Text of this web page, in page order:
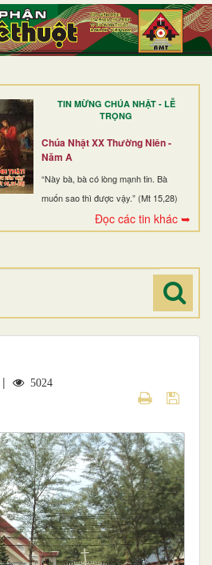
TIN MỪNG CHÚA NHẬT - LỄ
TRỌNG
Chúa Nhật XX Thường Niên -
Năm A
“Này bà, bà có lòng mạnh tin. Bà
muốn sao thì được vậy.” (Mt 15,28)
Đọc các tin khác ➥
| 5024